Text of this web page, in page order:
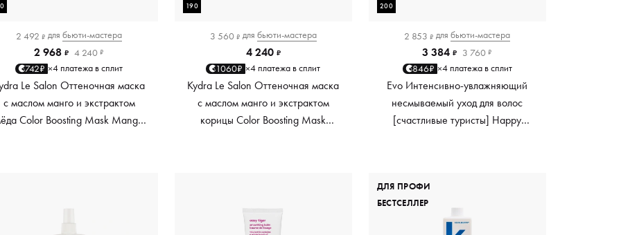
2 492 ₽ для бьюти-мастера
2 968 ₽ 4 240 ₽
742₽ ×4 платежа в сплит
Le Salon Оттеночная маска
с маслом манго и экстрактом
Color Boosting Mask Mango
190
3 560 ₽ для бьюти-мастера
4 240 ₽
1060₽ ×4 платежа в сплит
Kydra Le Salon Оттеночная маска
с маслом манго и экстрактом
корицы Color Boosting Mask
200
2 853 ₽ для бьюти-мастера
3 384 ₽ 3 760 ₽
846₽ ×4 платежа в сплит
Evo Интенсивно-увлажняющий
несмываемый уход для волос
[счастливые туристы] Happy
ДЛЯ ПРОФИ
БЕСТСЕЛЛЕР